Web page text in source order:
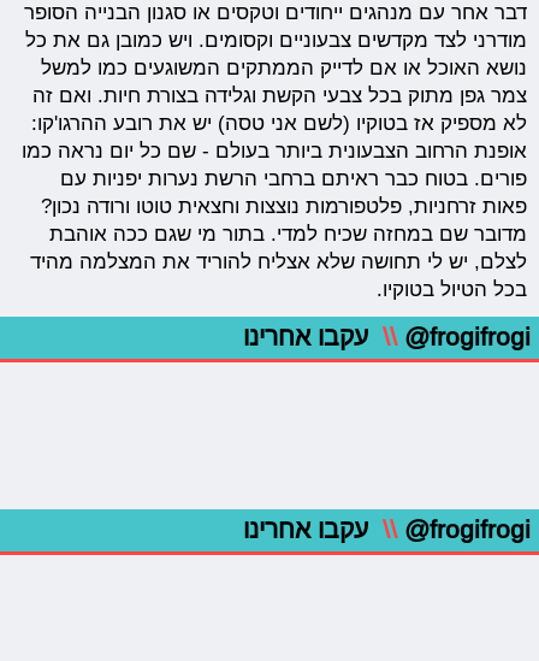
דבר אחר עם מנהגים ייחודים וטקסים או סגנון הבנייה הסופר
מודרני לצד מקדשים צבעוניים וקסומים. ויש כמובן גם את כל
נושא האוכל או אם לדייק הממתקים המשוגעים כמו למשל
צמר גפן מתוק בכל צבעי הקשת וגלידה בצורת חיות. ואם זה
לא מספיק אז בטוקיו (לשם אני טסה) יש את רובע ההרגו'קו:
אופנת הרחוב הצבעונית ביותר בעולם - שם כל יום נראה כמו
פורים. בטוח כבר ראיתם ברחבי הרשת נערות יפניות עם
פאות זרחניות, פלטפורמות נוצצות וחצאית טוטו ורודה נכון?
מדובר שם במחזה שכיח למדי. בתור מי שגם ככה אוהבת
לצלם, יש לי תחושה שלא אצליח להוריד את המצלמה מהיד
בכל הטיול בטוקיו.
@frogifrogi
\\ עקבו אחרינו
@frogifrogi
\\ עקבו אחרינו